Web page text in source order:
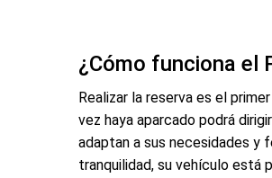
¿Cómo funciona el
Realizar la reserva es el
vez haya aparcado podrá
adaptan a sus necesidades y
tranquilidad, su vehículo está